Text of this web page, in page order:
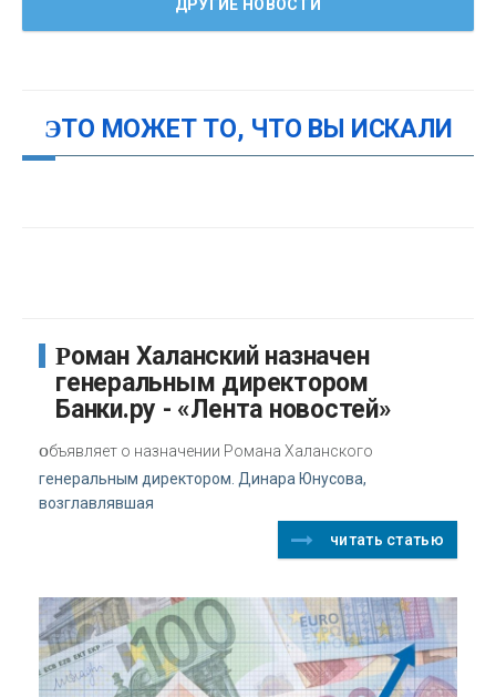
ДРУГИЕ НОВОСТИ
ЭТО МОЖЕТ ТО, ЧТО ВЫ ИСКАЛИ
Роман Халанский назначен
генеральным директором
Банки.ру - «Лента новостей»
объявляет о назначении Романа Халанского
генеральным директором. Динара Юнусова,
возглавлявшая
читать статью